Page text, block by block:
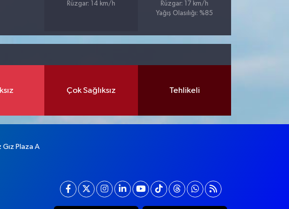
Rüzgar: 14 km/h
Rüzgar: 17 km/h
Yağış Olasılığı: %85
Çok Sağlıksız Tehlikeli
Plaza A